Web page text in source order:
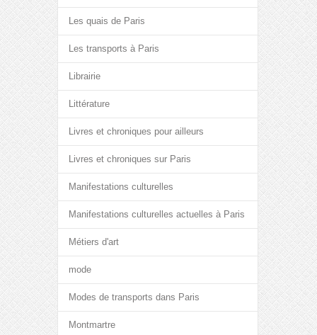
Les quais de Paris
Les transports à Paris
Librairie
Littérature
Livres et chroniques pour ailleurs
Livres et chroniques sur Paris
Manifestations culturelles
Manifestations culturelles actuelles à Paris
Métiers d'art
mode
Modes de transports dans Paris
Montmartre